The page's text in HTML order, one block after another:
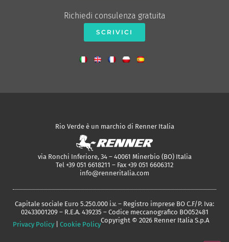
Richiedi consulenza gratuita
SCRIVICI
Rio Verde è un marchio di Renner Italia
via Ronchi Inferiore, 34 – 40061 Minerbio (BO) Italia
Tel +39 051 6618211 – Fax +39 051 6606312
info@renneritalia.com
Capitale sociale Euro 5.250.000 i.v. – Registro imprese BO C.F/P. Iva:
02433001209 – R.E.A. 439235 – Codice meccanografico BO052481
Privacy Policy
Cookie Policy
Copyright © 2026 Renner Italia S.p.A